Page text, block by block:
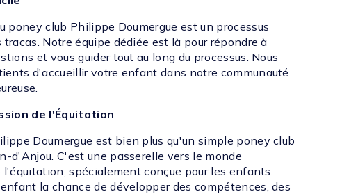
poney club Philippe Doumergue est un processus
Notre équipe dédiée est là pour répondre à
et vous guider tout au long du processus. Nous
d'accueillir votre enfant dans notre communauté
de l'Équitation
Doumergue est bien plus qu'un simple poney club
d'Anjou. C'est une passerelle vers le monde
l'équitation, spécialement conçue pour les enfants.
la chance de développer des compétences, des